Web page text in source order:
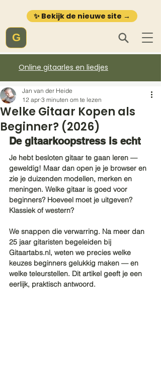
✨ Bekijk de nieuwe site →
G
Online gitaarles en liedjes
Welke Gitaar Kopen als
Beginner? (2026)
Jan van der Heide
12 apr 3 minuten om te lezen
De gitaarkoopstress is echt
Je hebt besloten gitaar te gaan leren —
geweldig! Maar dan open je je browser en
zie je duizenden modellen, merken en
meningen. Welke gitaar is goed voor
beginners? Hoeveel moet je uitgeven?
Klassiek of western?
We snappen die verwarring. Na meer dan
25 jaar gitaristen begeleiden bij
Gitaartabs.nl, weten we precies welke
keuzes beginners gelukkig maken — en
welke teleurstellen. Dit artikel geeft je een
eerlijk, praktisch antwoord.